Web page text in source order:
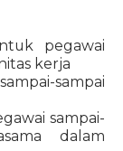
pegawai
kerja
sampai
sampai-
dalam